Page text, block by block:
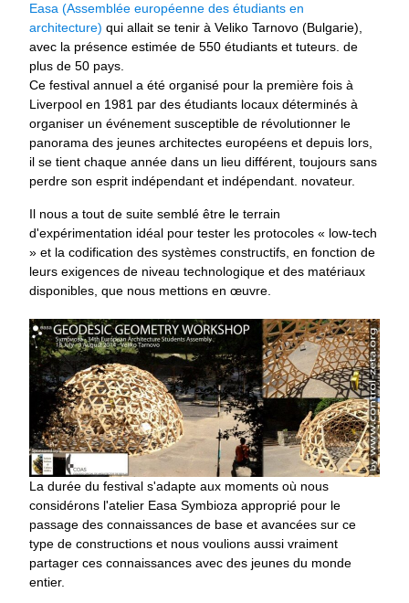
Easa (Assemblée européenne des étudiants en
architecture) qui allait se tenir à Veliko Tarnovo (Bulgarie),
avec la présence estimée de 550 étudiants et tuteurs. de
plus de 50 pays.
Ce festival annuel a été organisé pour la première fois à
Liverpool en 1981 par des étudiants locaux déterminés à
organiser un événement susceptible de révolutionner le
panorama des jeunes architectes européens et depuis lors,
il se tient chaque année dans un lieu différent, toujours sans
perdre son esprit indépendant et indépendant. novateur.
Il nous a tout de suite semblé être le terrain
d'expérimentation idéal pour tester les protocoles « low-tech
» et la codification des systèmes constructifs, en fonction de
leurs exigences de niveau technologique et des matériaux
disponibles, que nous mettions en œuvre.
La durée du festival s'adapte aux moments où nous
considérons l'atelier Easa Symbioza approprié pour le
passage des connaissances de base et avancées sur ce
type de constructions et nous voulions aussi vraiment
partager ces connaissances avec des jeunes du monde
entier.